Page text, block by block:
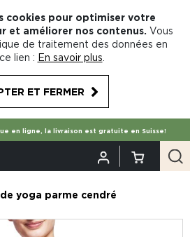
cookies pour optimiser votre
et améliorer nos contenus. Vous
de traitement des données en
lien : En savoir plus
ET FERMER
en ligne, la livraison est gratuite en Suisse!
yoga parme cendré